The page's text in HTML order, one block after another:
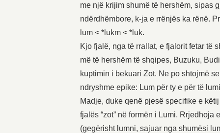
me një krijim shumë të hershëm, sipas
ndërdhëmbore, k-ja e rrënjës ka rënë.
lum < *lukm < *luk.
Kjo fjalë, nga të rrallat, e fjalorit fetar të
më të hershëm të shqipes, Buzuku,
kuptimin i bekuari Zot. Ne po shtojmë
ndryshme epike: Lum për ty e për të
Madje, duke qenë pjesë specifike e
fjalës “zot” në formën i Lumi.
(gegërisht lumni, sajuar nga shumësi